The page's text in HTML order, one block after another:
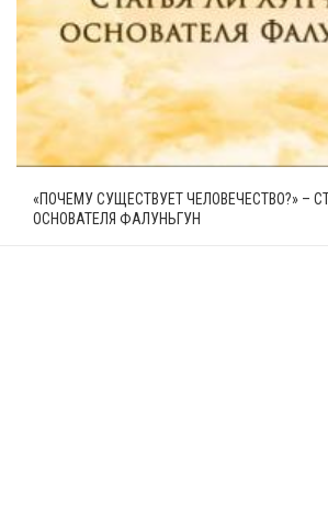
«ПОЧЕМУ СУЩЕСТВУЕТ ЧЕЛОВЕЧЕСТВО?» –
ОСНОВАТЕЛЯ ФАЛУНЬГУН